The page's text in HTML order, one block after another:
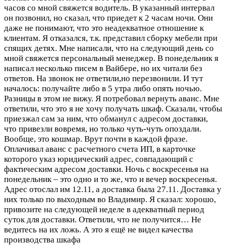
часов со мной свяжется водитель. В указанный интервал
он позвонил, но сказал, что приедет к 2 часам ночи. Они
даже не понимают, что это неадекватное отношение к
клиентам. Я отказался, т.к. представил сборку мебели при
спящих детях. Мне написали, что на следующий день со
мной свяжется персональный менеджер. В понедельник я
написал несколько писем в Вайбере, но их читали без
ответов. На звонок не ответили,но перезвонили. И тут
началось: получайте либо в 5 утра либо опять ночью.
Разницы в этом не вижу. Я потребовал вернуть аванс. Мне
ответили, что это я не хочу получать шкаф. Сказали, чтобы
приезжал сам за ним, что обманул с адресом доставки,
что привезли вовремя, но только чуть-чуть опоздали.
Вообще, это кошмар. Врут почти в каждой фразе.
Оплачивал аванс с расчетного счета ИП, в карточке
которого указ юридический адрес, совпадающий с
фактическим адресом доставки. Ночь с воскресенья на
понедельник – это одно и то же, что и вечер воскресенья.
Адрес отослал им 12.11, а доставка была 27.11. Доставка у
них только по выходным во Владимир. Я сказал: хорошо,
привозите на следующей неделе в адекватный период
суток для доставки. Ответили, что не получится… Не
ведитесь на их ложь. А это я ещё не видел качества
производства шкафа